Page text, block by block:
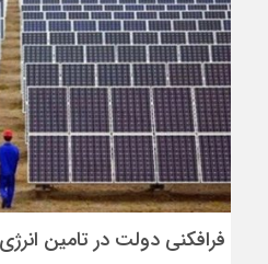
فرافکنی دولت در تامین